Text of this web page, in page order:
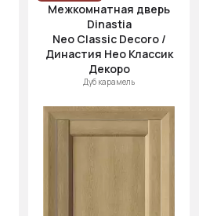
Межкомнатная дверь
Dinastia
Neo Classic Decoro /
Династия Нео Классик
Декоро
Дуб карамель